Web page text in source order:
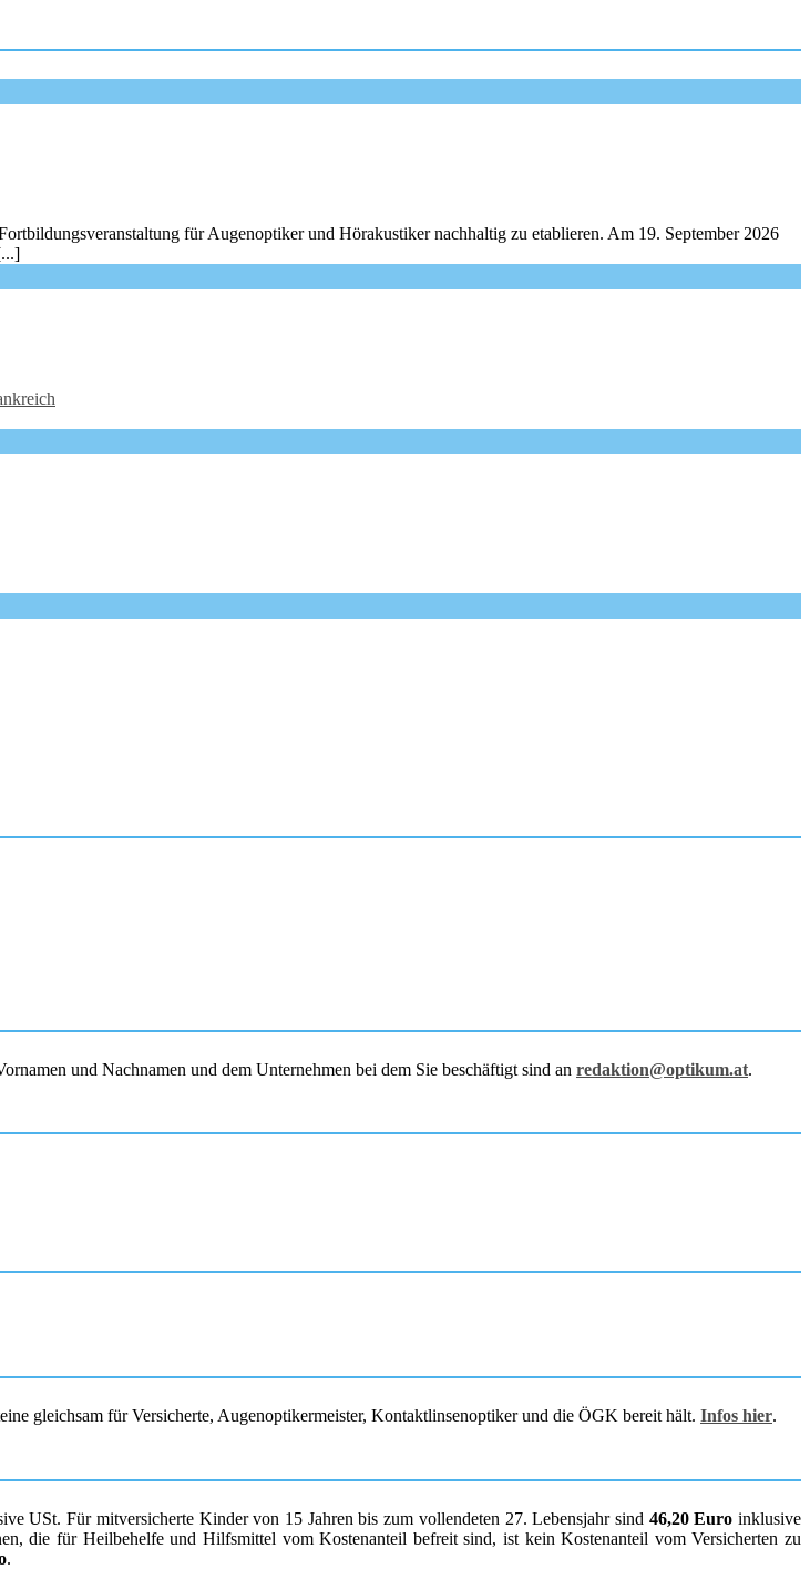
für Augenoptiker und Hörakustiker nachhaltig zu etablieren. Am 19. September 2026
und Nachnamen und dem Unternehmen bei dem Sie beschäftigt sind an redaktion@optikum.at.
gleichsam für Versicherte, Augenoptikermeister, Kontaktlinsenoptiker und die ÖGK bereit hält. Infos hier.
USt. Für mitversicherte Kinder von 15 Jahren bis zum vollendeten 27. Lebensjahr sind 46,20 Euro inklusive
die für Heilbehelfe und Hilfsmittel vom Kostenanteil befreit sind, ist kein Kostenanteil vom Versicherten zu
.